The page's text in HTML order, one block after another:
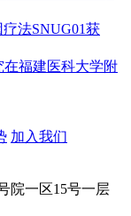
法SNUG01获
福建医科大学附
加入我们
院一区15号一层